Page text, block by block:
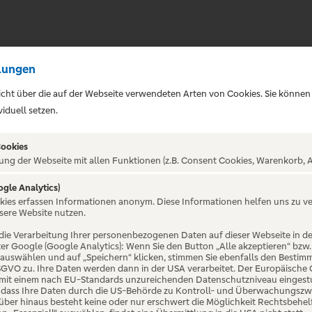
NICHT
über die auf der Webseite verwendeten Arten von Cookies. Sie
setzen.
der Webseite mit allen Funktionen (z.B. Consent Cookies, Warenkorb,
Analytics)
erfassen Informationen anonym. Diese Informationen helfen uns zu
Website nutzen.
Verarbeitung Ihrer personenbezogenen Daten auf dieser Webseite in
Google (Google Analytics): Wenn Sie den Button „Alle akzeptieren“
und auf „Speichern“ klicken, stimmen Sie ebenfalls den
zu. Ihre Daten werden dann in der USA verarbeitet. Der
einem nach EU-Standards unzureichenden Datenschutzniveau
Ihre Daten durch die US-Behörde zu Kontroll- und
hinaus besteht keine oder nur erschwert die Möglichkeit